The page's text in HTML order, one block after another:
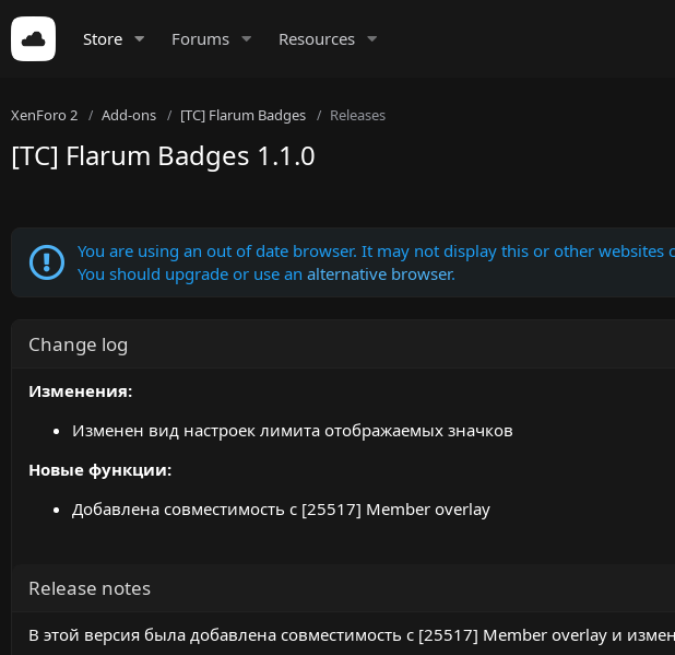
Store Forums Resources
XenForo 2 Add-ons [TC] Flarum Badges Releases
[TC] Flarum Badges 1.1.0
You are using an out of date browser. It may not display this or other websites
You should upgrade or use an alternative browser.
Change log
Изменения:
Изменен вид настроек лимита отображаемых значков
Новые функции:
Добавлена совместимость с [25517] Member overlay
Release notes
В этой версия была добавлена совместимость с [25517] Member overlay и